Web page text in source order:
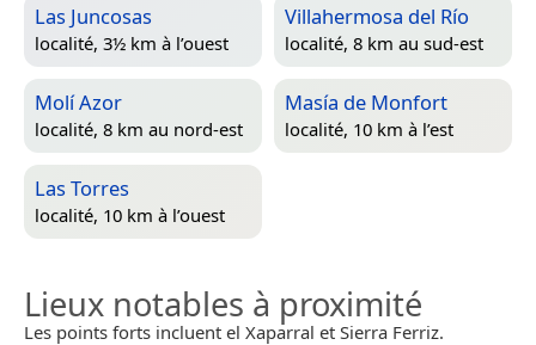
Las Juncosas
localité, 3½ km à l’ouest
Villahermosa del Río
localité, 8 km au sud-est
Molí Azor
localité, 8 km au nord-est
Masía de Monfort
localité, 10 km à l’est
Las Torres
localité, 10 km à l’ouest
Lieux notables à proximité
Les points forts incluent el Xaparral et Sierra Ferriz.